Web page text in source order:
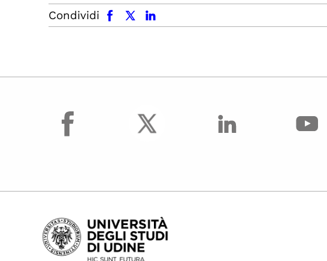
Condividi
facebook x.com linkedin
facebook